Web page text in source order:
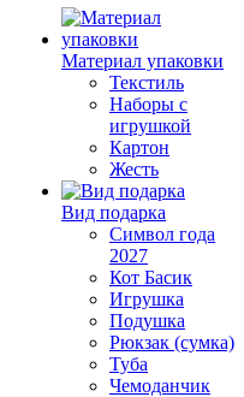
Материал упаковки
Текстиль
Наборы с
игрушкой
Картон
Жесть
Вид подарка
Символ года
2027
Кот Басик
Игрушка
Подушка
Рюкзак (сумка)
Туба
Чемоданчик